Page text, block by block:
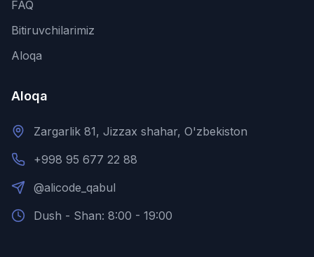
FAQ
Bitiruvchilarimiz
Aloqa
Aloqa
Zargarlik 81, Jizzax shahar, O'zbekiston
+998 95 677 22 88
@alicode_qabul
Dush - Shan: 8:00 - 19:00